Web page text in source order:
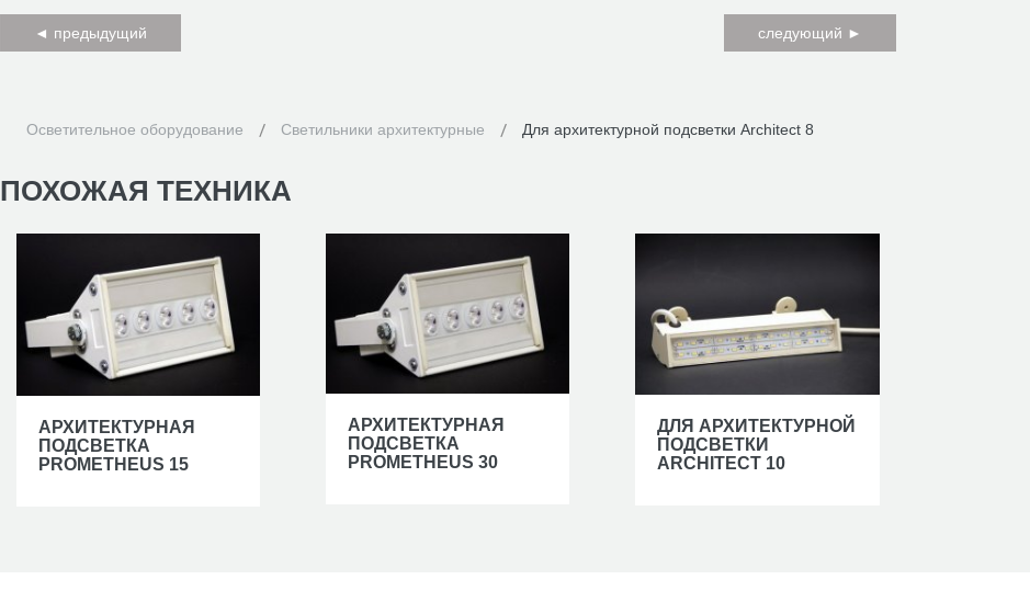
◄ предыдущий следующий ►
Осветительное оборудование Светильники архитектурные Для архитектурной подсветки Architect 8
ПОХОЖАЯ ТЕХНИКА
АРХИТЕКТУРНАЯ
ПОДСВЕТКА
PROMETHEUS 15
АРХИТЕКТУРНАЯ
ПОДСВЕТКА
PROMETHEUS 30
ДЛЯ АРХИТЕКТУРНОЙ
ПОДСВЕТКИ
ARCHITECT 10